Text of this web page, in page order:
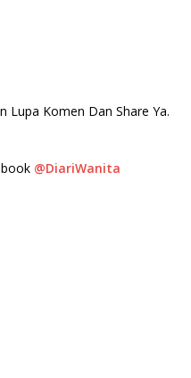
Lupa Komen Dan Share Ya.
@DiariWanita